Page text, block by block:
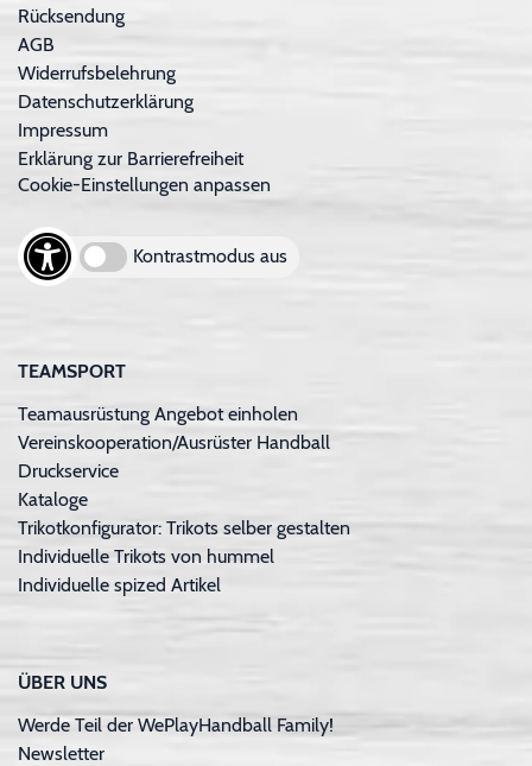
Rücksendung
AGB
Widerrufsbelehrung
Datenschutzerklärung
Impressum
Erklärung zur Barrierefreiheit
Cookie-Einstellungen anpassen
Kontrastmodus aus
TEAMSPORT
Teamausrüstung Angebot einholen
Vereinskooperation/Ausrüster Handball
Druckservice
Kataloge
Trikotkonfigurator: Trikots selber gestalten
Individuelle Trikots von hummel
Individuelle spized Artikel
ÜBER UNS
Werde Teil der WePlayHandball Family!
Newsletter